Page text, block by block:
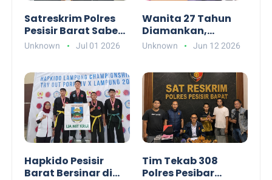
Satreskrim Polres
Pesisir Barat Sabet
Penghargaan,
hingga
Penyelundupan BBL
Bernilai Miliaran
Unknown Jul 01 2026
Wanita 27 Tahun
Diamankan,
Diduga Gelapkan 11
Pesisir Barat
Unknown Jun 12 2026
Hapkido Pesisir
Barat Bersinar di
Tim Tekab 308
Polres Pesibar